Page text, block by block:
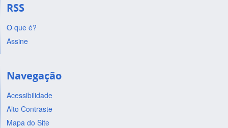
RSS
O que é?
Assine
Navegação
Acessibilidade
Alto Contraste
Mapa do Site